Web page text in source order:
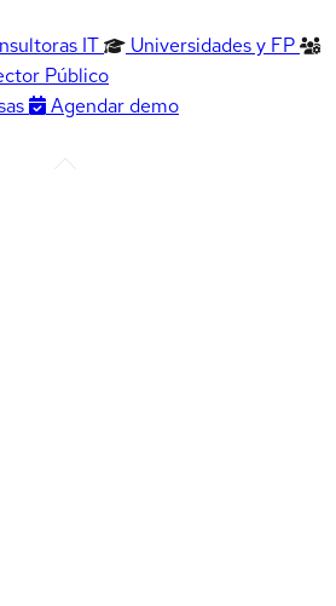
IT
Universidades y FP
Público
Agendar demo